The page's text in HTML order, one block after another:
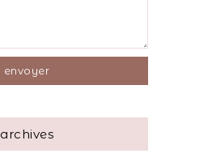
archives